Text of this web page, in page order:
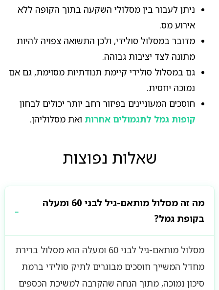
ניתן לעבור בין מסלולי השקעה בתוך הקופה ללא
אירוע מס.
מדובר במסלול סולידי, ולכן התשואה צפויה להיות
מתונה לצד יציבות גבוהה.
גם במסלול סולידי קיימת תנודתיות מסוימת, גם אם
נמוכה יחסית.
חוסכים המעוניינים בפיזור רחב יותר יכולים לבחון
קופות גמל לתגמולים אחרות ואת מסלוליהן.
שאלות נפוצות
מה זה מסלול מותאם-גיל לבני 60 ומעלה
בקופת גמל?
מסלול מותאם-גיל לבני 60 ומעלה הוא מסלול ברירת
מחדל המשייך חוסכים מבוגרים לתיק סולידי ברמת
סיכון נמוכה, מתוך הנחה שהקרבה למשיכת הכספים